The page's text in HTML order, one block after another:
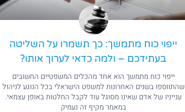
ייפוי כוח מתמשך: כך תשמרו על השליטה
בעתידכם – ולמה כדאי לערוך אותו?
ייפוי כוח מתמשך הוא אחד מהכלים המשפטיים החשובים
שהתווספו בשנים האחרונות למשפט הישראלי בכל הנוגע לניהול
ענייניו של אדם שאינו מסוגל עוד לקבל החלטות באופן עצמאי.
במאמר מקיף זה נעמיק